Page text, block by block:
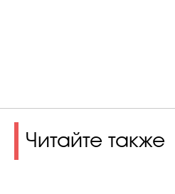
Читайте также